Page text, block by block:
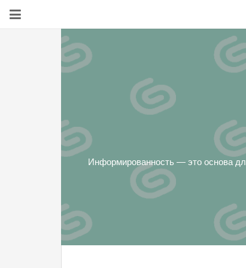
Информированность — это основа